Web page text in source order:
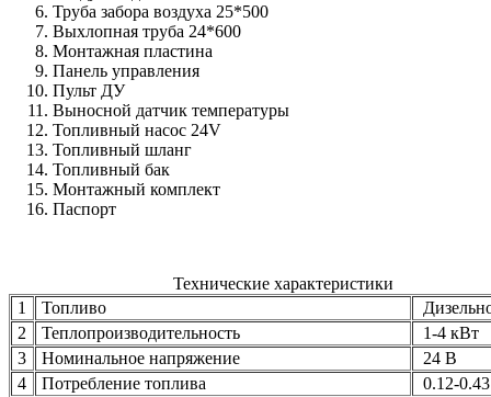
Труба забора воздуха 25*500
Выхлопная труба 24*600
Монтажная пластина
Панель управления
Пульт ДУ
Выносной датчик температуры
Топливный насос 24V
Топливный шланг
Топливный бак
Монтажный комплект
Паспорт
Технические характеристики
1
Топливо
2
Теплопроизводительность
1-4 кВт
3
Номинальное напряжение
24 В
4
Потребление топлива
0.12-